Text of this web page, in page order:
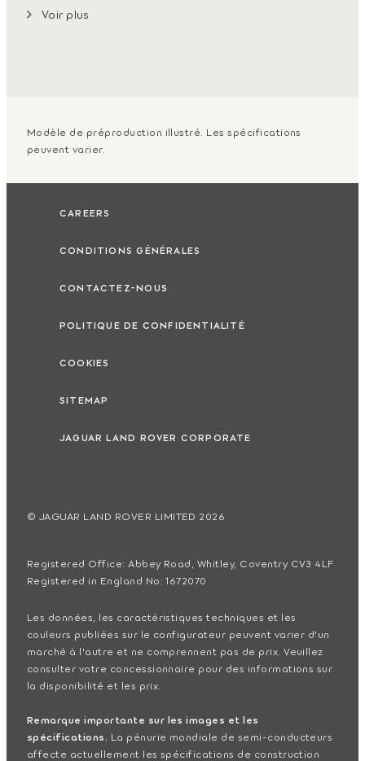
Voir plus
Modèle de préproduction illustré. Les spécifications
peuvent varier.
CAREERS
CONDITIONS GÉNÉRALES
CONTACTEZ-NOUS
POLITIQUE DE CONFIDENTIALITÉ
COOKIES
SITEMAP
JAGUAR LAND ROVER CORPORATE
© JAGUAR LAND ROVER LIMITED 2026
Registered Office: Abbey Road, Whitley, Coventry CV3 4LF
Registered in England No: 1672070
Les données, les caractéristiques techniques et les
couleurs publiées sur le configurateur peuvent varier d'un
marché à l'autre et ne comprennent pas de prix. Veuillez
consulter votre concessionnaire pour des informations sur
la disponibilité et les prix.
Remarque importante sur les images et les
spécifications. La pénurie mondiale de semi-conducteurs
affecte actuellement les spécifications de construction